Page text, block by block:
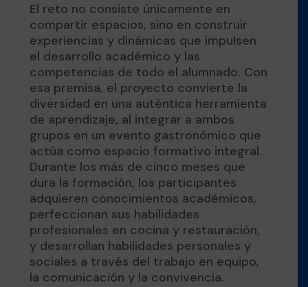
El reto no consiste únicamente en
compartir espacios, sino en construir
experiencias y dinámicas que impulsen
el desarrollo académico y las
competencias de todo el alumnado. Con
esa premisa, el proyecto convierte la
diversidad en una auténtica herramienta
de aprendizaje, al integrar a ambos
grupos en un evento gastronómico que
actúa como espacio formativo integral.
Durante los más de cinco meses que
dura la formación, los participantes
adquieren conocimientos académicos,
perfeccionan sus habilidades
profesionales en cocina y restauración,
y desarrollan habilidades personales y
sociales a través del trabajo en equipo,
la comunicación y la convivencia.